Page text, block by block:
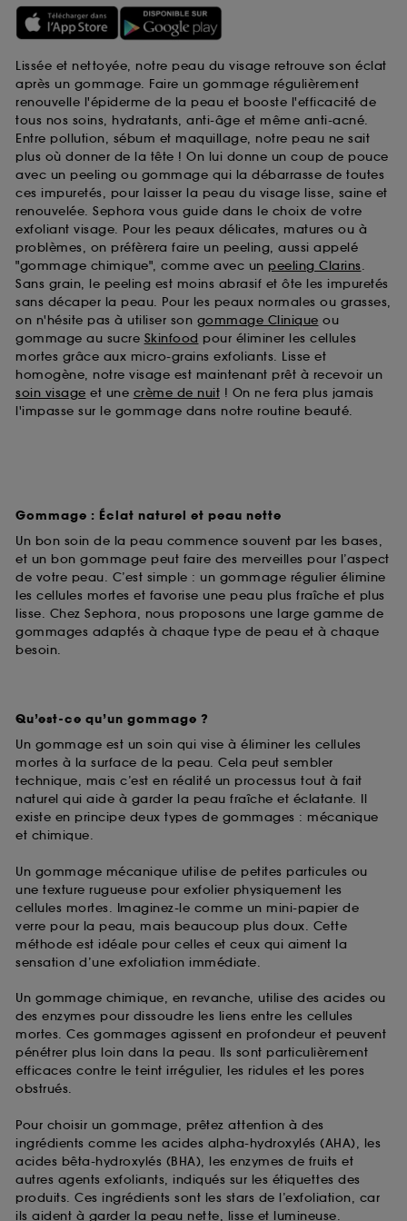
Lissée et nettoyée, notre peau du visage retrouve son éclat
après un gommage. Faire un gommage régulièrement
renouvelle l'épiderme de la peau et booste l'efficacité de
tous nos soins, hydratants, anti-âge et même anti-acné.
Entre pollution, sébum et maquillage, notre peau ne sait
plus où donner de la tête ! On lui donne un coup de pouce
avec un peeling ou gommage qui la débarrasse de toutes
ces impuretés, pour laisser la peau du visage lisse, saine et
renouvelée. Sephora vous guide dans le choix de votre
exfoliant visage. Pour les peaux délicates, matures ou à
problèmes, on préfèrera faire un peeling, aussi appelé
"gommage chimique", comme avec un peeling Clarins.
Sans grain, le peeling est moins abrasif et ôte les impuretés
sans décaper la peau. Pour les peaux normales ou grasses,
on n'hésite pas à utiliser son gommage Clinique ou
gommage au sucre Skinfood pour éliminer les cellules
mortes grâce aux micro-grains exfoliants. Lisse et
homogène, notre visage est maintenant prêt à recevoir un
soin visage et une crème de nuit ! On ne fera plus jamais
l'impasse sur le gommage dans notre routine beauté.
Gommage : Éclat naturel et peau nette
Un bon soin de la peau commence souvent par les bases,
et un bon gommage peut faire des merveilles pour l’aspect
de votre peau. C’est simple : un gommage régulier élimine
les cellules mortes et favorise une peau plus fraîche et plus
lisse. Chez Sephora, nous proposons une large gamme de
gommages adaptés à chaque type de peau et à chaque
besoin.
Qu’est-ce qu’un gommage ?
Un gommage est un soin qui vise à éliminer les cellules
mortes à la surface de la peau. Cela peut sembler
technique, mais c’est en réalité un processus tout à fait
naturel qui aide à garder la peau fraîche et éclatante. Il
existe en principe deux types de gommages : mécanique
et chimique.
Un gommage mécanique utilise de petites particules ou
une texture rugueuse pour exfolier physiquement les
cellules mortes. Imaginez-le comme un mini-papier de
verre pour la peau, mais beaucoup plus doux. Cette
méthode est idéale pour celles et ceux qui aiment la
sensation d’une exfoliation immédiate.
Un gommage chimique, en revanche, utilise des acides ou
des enzymes pour dissoudre les liens entre les cellules
mortes. Ces gommages agissent en profondeur et peuvent
pénétrer plus loin dans la peau. Ils sont particulièrement
efficaces contre le teint irrégulier, les ridules et les pores
obstrués.
Pour choisir un gommage, prêtez attention à des
ingrédients comme les acides alpha-hydroxylés (AHA), les
acides bêta-hydroxylés (BHA), les enzymes de fruits et
autres agents exfoliants, indiqués sur les étiquettes des
produits. Ces ingrédients sont les stars de l’exfoliation, car
ils aident à garder la peau nette, lisse et lumineuse.